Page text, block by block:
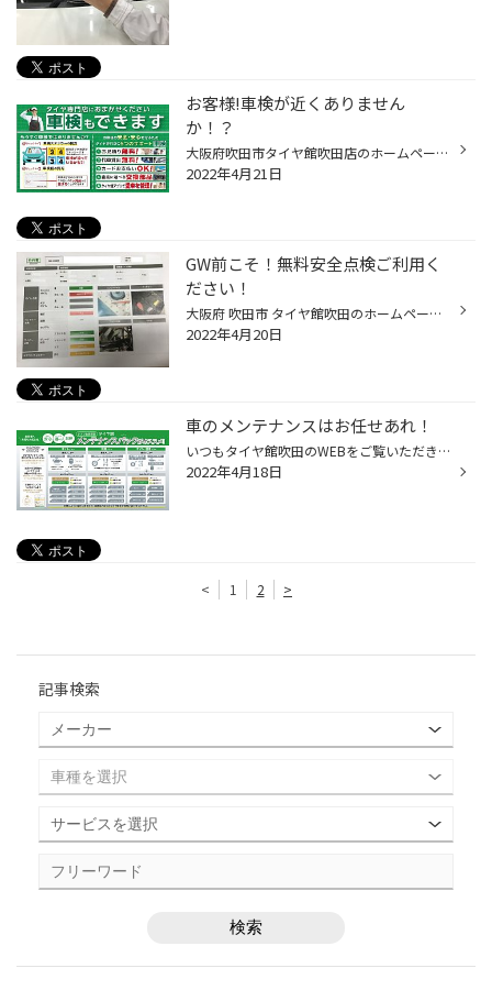
お客様!車検が近くありません
か！？
大阪府吹田市タイヤ館吹田店のホームページをご覧頂き有難うございます(*'▽') タイヤ館はその名の通りタイヤを主に扱っておるのですが、エンジンオイルやバッテリーを初めとしたメンテナンス部品も取り扱っております(^^♪ そこまではご存知の方も多いのですが、、、実は車検も承っているのをご存知...
2022年4月21日
GW前こそ！無料安全点検ご利用く
ださい！
大阪府 吹田市 タイヤ館吹田のホームページをご覧頂きありがとうございます(*^^)v ここ数日間は暖かかったり、涼しかったりでなかなか服装が難しい！厚着だと暑くて働きにくいし、かといって薄着すると寒いし、、、('Д')この季節こそ風邪をひかない様に気をつけないとですねー！ さて、”まん防”も明...
2022年4月20日
車のメンテナンスはお任せあれ！
いつもタイヤ館吹田のWEBをご覧いただきありがとうございます(^○^) 皆さま、お車のメンテナンスはお済みですか？ オイルやバッテリー等、そろそろ交換時期が近づいてきてませんか？ 1度タイヤ館でチェックしてみましょう！ もし交換時期なら… 当店でおすすめしております、メンテナンスパックでお得...
2022年4月18日
< 1 2 >
記事検索